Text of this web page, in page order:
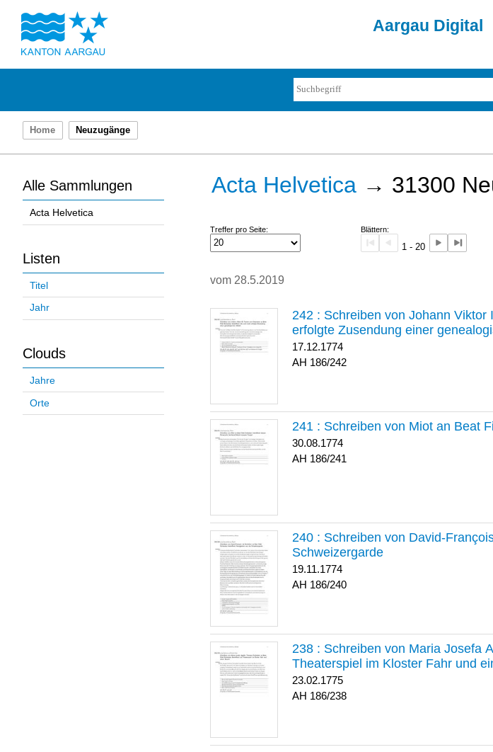
Aargau Digital
Home Neuzugänge
Alle Sammlungen
Acta Helvetica
Listen
Titel
Jahr
Clouds
Jahre
Orte
Acta Helvetica → 31300
Treffer pro Seite: Blättern:
1 - 20
vom 28.5.2019
242 : Schreiben von Johann
erfolgte Zusendung einer
17.12.1774
186/242
241 : Schreiben von Miot an Beat
30.08.1774
186/241
240 : Schreiben von David-
Schweizergarde
19.11.1774
186/240
238 : Schreiben von Maria Josefa
Theaterspiel im Kloster Fahr und
23.02.1775
186/238